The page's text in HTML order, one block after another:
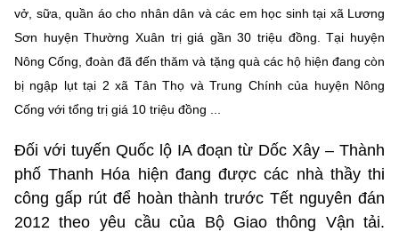
vở, sữa, quần áo cho nhân dân và các em học sinh tại xã Lương
Sơn huyện Thường Xuân trị giá gần 30 triệu đồng. Tại huyện
Nông Cống, đoàn đã đến thăm và tặng quà các hộ hiện đang còn
bị ngập lụt tại 2 xã Tân Thọ và Trung Chính của huyện Nông
Cống với tổng trị giá 10 triệu đồng ...
Đối với tuyến Quốc lộ IA đoạn từ Dốc Xây – Thành
phố Thanh Hóa hiện đang được các nhà thầy thi
công gấp rút để hoàn thành trước Tết nguyên đán
2012 theo yêu cầu của Bộ Giao thông Vận tải.